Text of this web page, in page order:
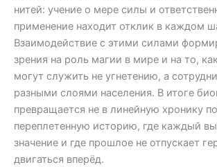
нитей: учение о мере силы и
применение находит отклик в каждом
Взаимодействие с этими силами
зрения на роль магии в мире и на то,
могут служить не угнетению, а
разными слоями населения. В итоге
превращается не в линейную хронику
переплетенную историю, где каждый
значение и где прошлое не отпускает
двигаться вперёд.